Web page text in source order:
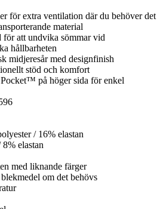
för extra ventilation där du behöver det
material
att undvika sömmar vid
hållbarheten
midjeresår med designfinish
stöd och komfort
på höger sida för enkel
/ 16% elastan
elastan
med liknande färger
om det behövs